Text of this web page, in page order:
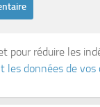
pour réduire les
les données de